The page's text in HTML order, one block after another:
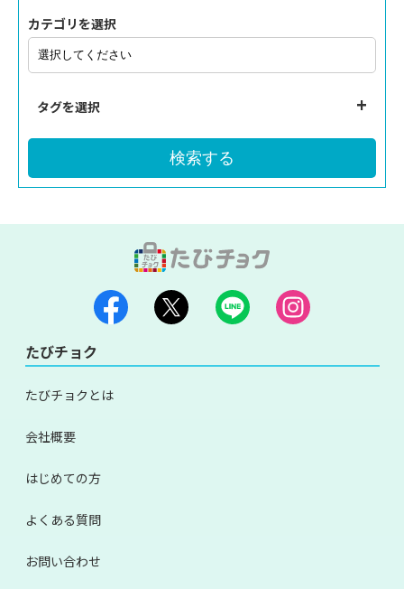
カテゴリを選択
タグを選択
検索する
たびチョク
たびチョクとは
会社概要
はじめての方
よくある質問
お問い合わせ